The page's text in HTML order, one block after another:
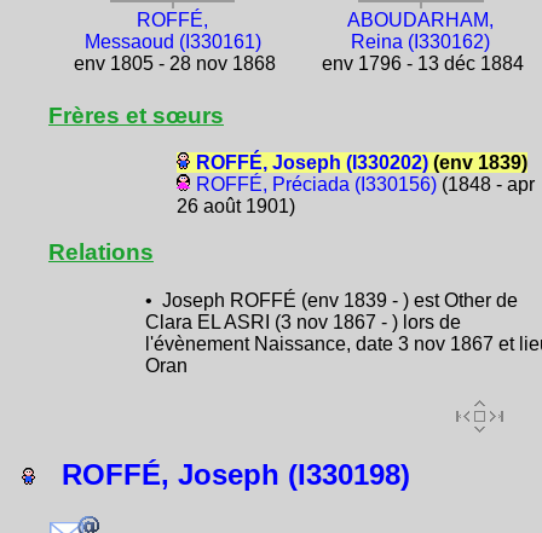
ROFFÉ,
Messaoud (I330161)
env 1805 - 28 nov 1868
ABOUDARHAM,
Reina (I330162)
env 1796 - 13 déc 1884
Frères et sœurs
ROFFÉ, Joseph (I330202)(env 1839)
ROFFÉ, Préciada (I330156)(1848 - apr
26 août 1901)
Relations
• Joseph ROFFÉ (env 1839 - ) est Other de
Clara EL ASRI (3 nov 1867 - ) lors de
l'évènement Naissance, date 3 nov 1867 et
Oran
ROFFÉ, Joseph (I330198)